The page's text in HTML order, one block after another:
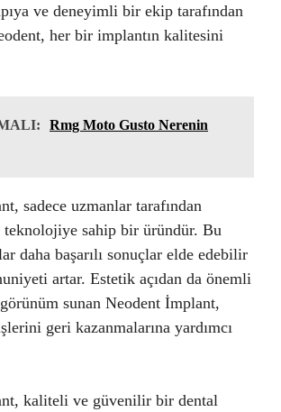
ve deneyimli bir ekip tarafından
her bir implantın kalitesini
Rmg Moto Gusto Nerenin
sadece uzmanlar tarafından
sahip bir üründür. Bu
daha başarılı sonuçlar elde edebilir
artar. Estetik açıdan da önemli
sunan Neodent İmplant,
geri kazanmalarına yardımcı
kaliteli ve güvenilir bir dental